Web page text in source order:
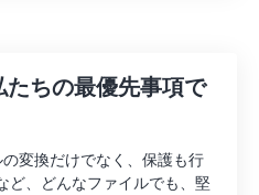
ちの最優先事項で
変換だけでなく、保護も行
ど、どんなファイルでも、堅